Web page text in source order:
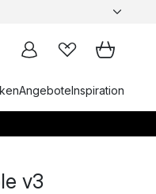
AngeboteInspiration
v3